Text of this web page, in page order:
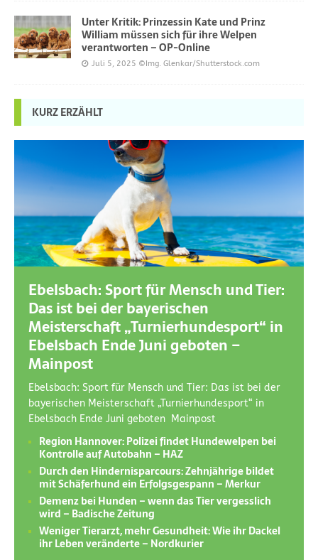
Unter Kritik: Prinzessin Kate und Prinz
William müssen sich für ihre Welpen
verantworten – OP-Online
Juli 5, 2025 ©Img. Glenkar/Shutterstock.com
KURZ ERZÄHLT
Ebelsbach: Sport für Mensch und Tier:
Das ist bei der bayerischen
Meisterschaft „Turnierhundesport“ in
Ebelsbach Ende Juni geboten –
Mainpost
Ebelsbach: Sport für Mensch und Tier: Das ist bei der
bayerischen Meisterschaft „Turnierhundesport“ in
Ebelsbach Ende Juni geboten Mainpost
Region Hannover: Polizei findet Hundewelpen bei
Kontrolle auf Autobahn – HAZ
Durch den Hindernisparcours: Zehnjährige bildet
mit Schäferhund ein Erfolgsgespann – Merkur
Demenz bei Hunden – wenn das Tier vergesslich
wird – Badische Zeitung
Weniger Tierarzt, mehr Gesundheit: Wie ihr Dackel
ihr Leben veränderte – Nordkurier